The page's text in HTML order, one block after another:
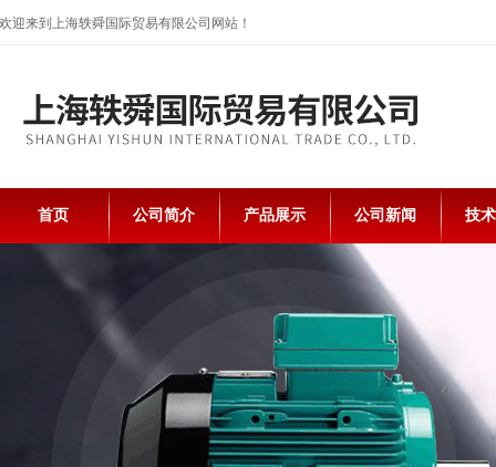
欢迎来到上海轶舜国际贸易有限公司网站！
首页 公司简介 产品展示 公司新闻 技